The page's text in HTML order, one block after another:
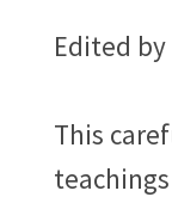
Edited by
This